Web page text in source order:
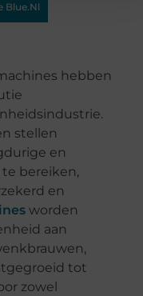
Blue.nl
hebben
stellen
en
bereiken,
en
worden
aan
tot
zowel